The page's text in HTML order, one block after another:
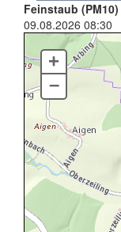
Feinstaub (PM10)
09.08.2026 08:30
+
–